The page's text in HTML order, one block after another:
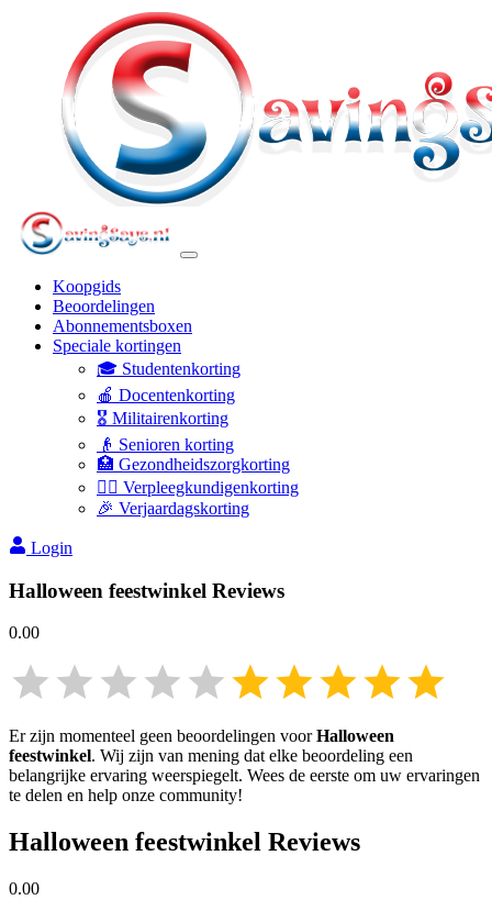
Koopgids
Beoordelingen
Abonnementsboxen
Speciale kortingen
🎓 Studentenkorting
🍎 Docentenkorting
🎖️ Militairenkorting
👴 Senioren korting
🏥 Gezondheidszorgkorting
👩‍⚕️ Verpleegkundigenkorting
🎉 Verjaardagskorting
Login
Halloween feestwinkel Reviews
0.00
Er zijn momenteel geen beoordelingen voorHalloween
feestwinkel. Wij zijn van mening dat elke beoordeling een
belangrijke ervaring weerspiegelt. Wees de eerste om uw ervaringen
te delen en help onze community!
Halloween feestwinkel Reviews
0.00